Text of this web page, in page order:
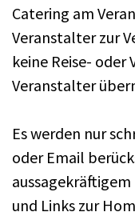
Catering am
Veranstalter zur
keine Reise-
Veranstalter
Es werden nur
oder Email
und Links zur